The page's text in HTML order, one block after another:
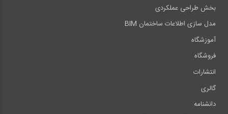
بخش طراحی عملکردی
مدل سازی اطلاعات ساختمان BIM
آموزشگاه
فروشگاه
انتشارات
گالری
دانشنامه